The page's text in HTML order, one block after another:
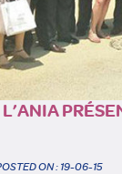
L’ANIA
ON : 19-06-15